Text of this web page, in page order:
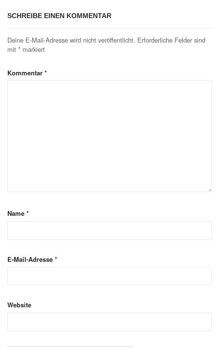
SCHREIBE EINEN KOMMENTAR
Deine E-Mail-Adresse wird nicht veröffentlicht. Erforderliche Felder sind
mit * markiert
Kommentar *
Name *
E-Mail-Adresse *
Website